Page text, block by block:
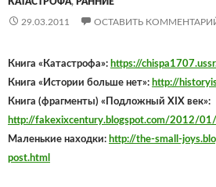
29.03.2011 ОСТАВИТЬ
Книга «Катастрофа»: https://
Книга «Истории больше нет»: http://
Книга (фрагменты) «Подложный XIX век»:
http://fakexixcentury.blogspot.com/2012/01/
Маленькие находки: http://the-small-
post.html